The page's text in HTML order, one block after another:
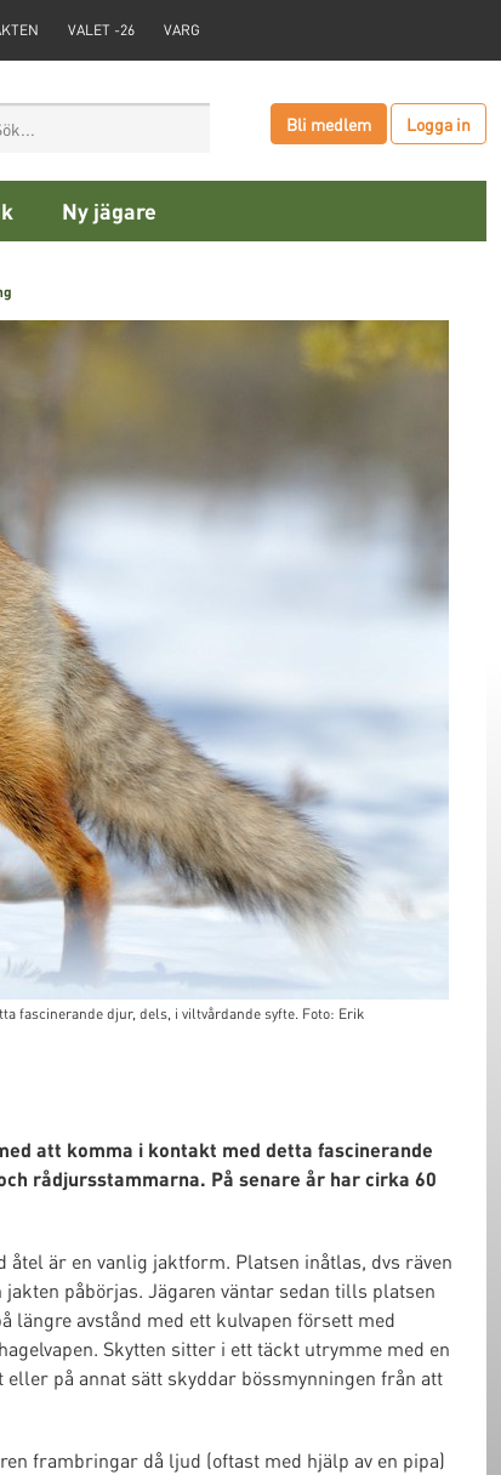
VALET -26 VARG
Bli medlem Logga in
Ny jägare
fascinerande djur, dels, i viltvårdande syfte. Foto: Erik
att komma i kontakt med detta fascinerande
rådjursstammarna. På senare år har cirka 60
åtel är en vanlig jaktform. Platsen inåtlas, dvs räven
påbörjas. Jägaren väntar sedan tills platsen
längre avstånd med ett kulvapen försett med
Skytten sitter i ett täckt utrymme med en
på annat sätt skyddar bössmynningen från att
frambringar då ljud (oftast med hjälp av en pipa)